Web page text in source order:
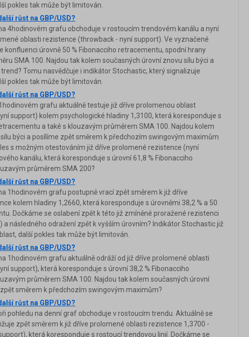
pokles tak může být limitován.
růst na GBP/USD?
4hodinovém grafu obchoduje v rostoucím trendovém kanálu a nyní
oblasti rezistence (throwback - nyní support). Ve vyznačené
konfluenci úrovně 50 % Fibonacciho retracementu, spodní hrany
SMA 100. Najdou tak kolem současných úrovní znovu sílu býci a
Tomu nasvědčuje i indikátor Stochastic, který signalizuje
pokles tak může být limitován.
růst na GBP/USD?
grafu aktuálně testuje již dříve prolomenou oblast
support) kolem psychologické hladiny 1,3100, která koresponduje s
a také s klouzavým průměrem SMA 100. Najdou kolem
býci a posílíme zpět směrem k předchozím swingovým maximům
s možným otestováním již dříve prolomené rezistence (nyní
kanálu, která koresponduje s úrovní 61,8 % Fibonacciho
průměrem SMA 200?
růst na GBP/USD?
1hodinovém grafu postupně vrací zpět směrem k již dříve
kolem hladiny 1,2660, která koresponduje s úrovněmi 38,2 % a 50
Dočkáme se oslabení zpět k této již zmíněné proražené rezistenci
následného odražení zpět k vyšším úrovním? Indikátor Stochastic již
další pokles tak může být limitován.
růst na GBP/USD?
1hodinovém grafu aktuálně odráží od již dříve prolomené oblasti
support), která koresponduje s úrovní 38,2 % Fibonacciho
průměrem SMA 100. Najdou tak kolem současných úrovní
směrem k předchozím swingovým maximům?
růst na GBP/USD?
pohledu na denní graf obchoduje v rostoucím trendu. Aktuálně se
zpět směrem k již dříve prolomené oblasti rezistence 1,3700 -
která koresponduje s rostoucí trendovou linií. Dočkáme se